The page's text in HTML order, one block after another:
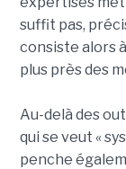
suffit pas,
consiste alors
plus près des
Au-delà des
qui se veut «
penche